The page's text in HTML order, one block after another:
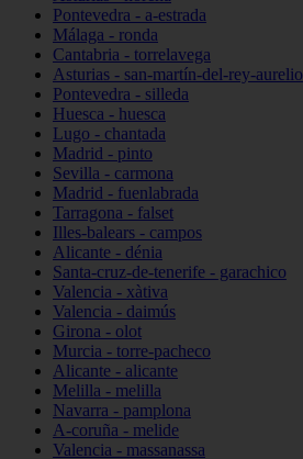
Pontevedra - a-estrada
Málaga - ronda
Cantabria - torrelavega
Asturias - san-martín-del-rey-aurelio
Pontevedra - silleda
Huesca - huesca
Lugo - chantada
Madrid - pinto
Sevilla - carmona
Madrid - fuenlabrada
Tarragona - falset
Illes-balears - campos
Alicante - dénia
Santa-cruz-de-tenerife - garachico
Valencia - xàtiva
Valencia - daimús
Girona - olot
Murcia - torre-pacheco
Alicante - alicante
Melilla - melilla
Navarra - pamplona
A-coruña - melide
Valencia - massanassa